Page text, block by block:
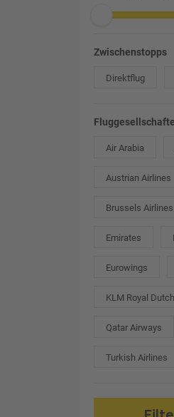
Zwischenstopps
Direktflug
Air Arabia
Austrian Airlines
Brussels Airlines
Emirates
Eurowings
KLM Royal
Qatar Airways
Turkish Airlines